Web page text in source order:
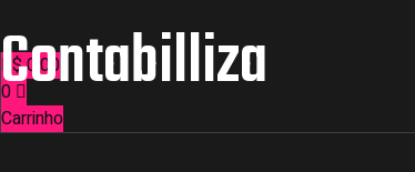
to
content
R$0,00
0
Carrinho
Contabilliza